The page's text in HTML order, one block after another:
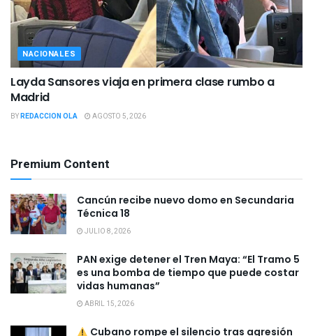
NACIONALES
Layda Sansores viaja en primera clase rumbo a
Madrid
BYREDACCION OLA AGOSTO 5, 2026
Premium Content
Cancún recibe nuevo domo en Secundaria
Técnica 18
JULIO 8, 2026
PAN exige detener el Tren Maya: “El Tramo 5
es una bomba de tiempo que puede costar
vidas humanas”
ABRIL 15, 2026
Cubano rompe el silencio tras agresión